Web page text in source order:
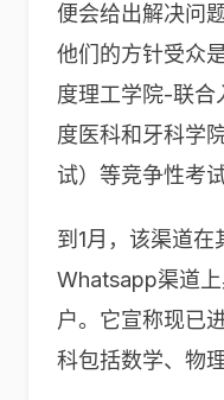
便会给出解决问
他们的方针受众
度理工学院-联合
度医科和牙科学
试）等竞争性考
到1月，该渠道在
Whatsapp渠道
户。它宣称现已
科包括数学、物